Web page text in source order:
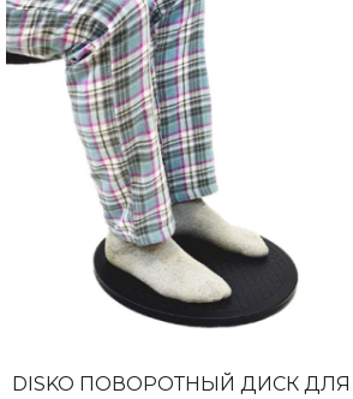
DISKO ПОВОРОТНЫЙ ДИСК ДЛЯ